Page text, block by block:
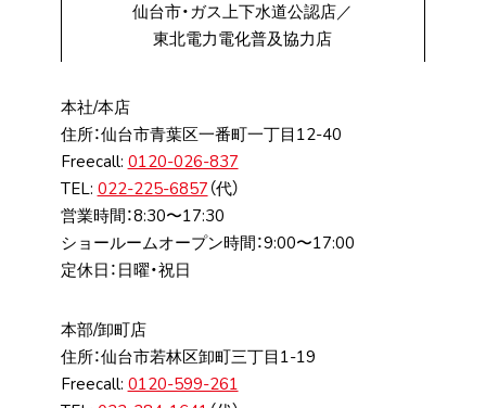
仙台市・ガス上下水道公認店／
東北電力電化普及協力店
本社/本店
住所：仙台市⻘葉区⼀番町⼀丁⽬12-40
Freecall: 0120-026-837
TEL: 022-225-6857 （代）
営業時間：8:30〜17:30
ショールームオープン時間：9:00〜17:00
定休日：日曜・祝日
本部/卸町店
住所：仙台市若林区卸町三丁⽬1-19
Freecall: 0120-599-261